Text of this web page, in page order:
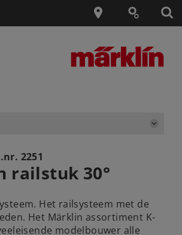
2251
railstuk 30°
Het railsysteem met de
Het Märklin assortiment K-
modelbouwer alle